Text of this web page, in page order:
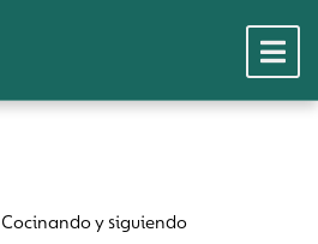
Cocinando y siguiendo